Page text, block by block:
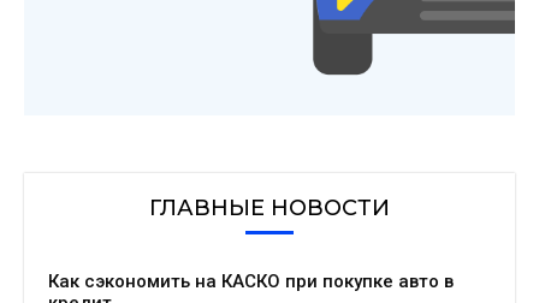
ГЛАВНЫЕ НОВОСТИ
Как сэкономить на КАСКО при покупке авто в